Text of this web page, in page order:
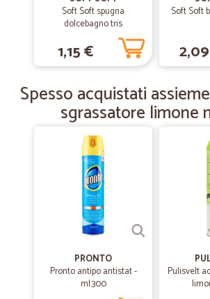
—Chiara T.
Ottima esperienza
Consigliatissimo!! Ci hanno mandato anche
Soft Soft spugna
dolcebagno tris
1,15 €
Soft Soft
Spesso acquistati
sgrassatore limone
PRONTO
Pronto antipo antistat -
ml.300
Pulisvelt